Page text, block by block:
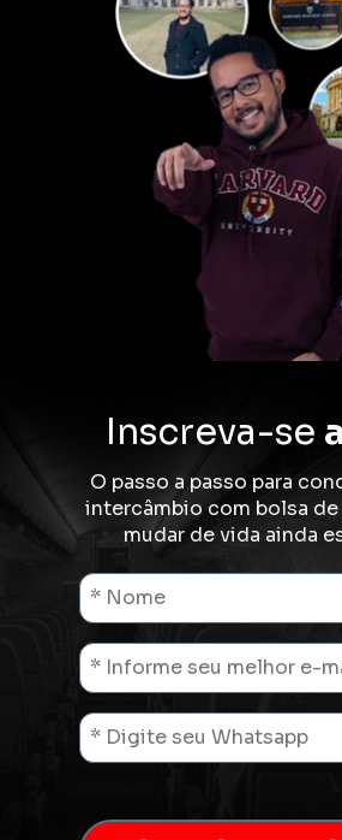
Inscreva-se
O passo a passo para
intercâmbio com bolsa de
mudar de vida ainda